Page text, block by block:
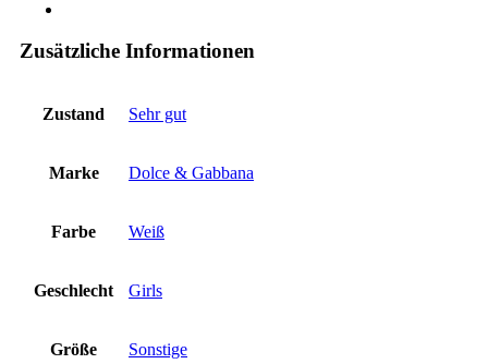
Zusätzliche Informationen
Zustand Sehr gut
Marke Dolce & Gabbana
Farbe Weiß
Geschlecht Girls
Größe Sonstige